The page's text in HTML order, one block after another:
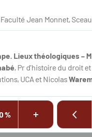
Faculté Jean Monnet,
Lieux théologiques –
, Pr d’histoire du droit
UCA et Nicolas
%